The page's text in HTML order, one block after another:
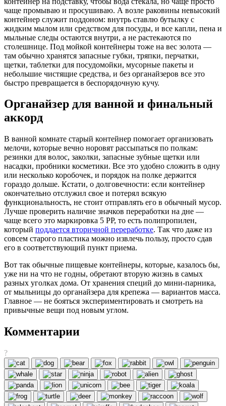
чаще промываю и просушиваю. А возле раковины невысокий
контейнер служит поддоном: внутрь ставлю бутылку с
жидким мылом или средством для посуды, и все капли, пена и
мыльные следы остаются внутри, а не растекаются по
столешнице. Под мойкой контейнеры тоже на вес золота —
там обычно хранятся запасные губки, тряпки, перчатки,
щетки, таблетки для посудомойки, мусорные пакеты и
небольшие чистящие средства, и без органайзеров все это
быстро превращается в беспорядочную кучу.
Органайзер для ванной и финальный
аккорд
В ванной комнате старый контейнер помогает организовать
мелочи, которые вечно норовят рассыпаться по полкам:
резинки для волос, заколки, запасные зубные щетки или
насадки, пробники косметики. Все это удобно сложить в одну
или несколько коробочек, и порядок на полке держится
гораздо дольше. Кстати, о долговечности: если контейнер
окончательно отслужил свое и потерял всякую
функциональность, не стоит отправлять его в обычный мусор.
Лучше проверить наличие значков переработки на дне —
чаще всего это маркировка 5 PP, то есть полипропилен,
который поддается вторичной переработке. Так что даже из
совсем старого пластика можно извлечь пользу, просто сдав
его в соответствующий пункт приема.
Вот так обычные пищевые контейнеры, которые, казалось бы,
уже ни на что не годны, обретают вторую жизнь в самых
разных уголках дома. От хранения специй до мини-парника,
от мыльницы до органайзера для крепежа — вариантов масса.
Главное — не бояться экспериментировать и смотреть на
привычные вещи под новым углом.
Комментарии
?